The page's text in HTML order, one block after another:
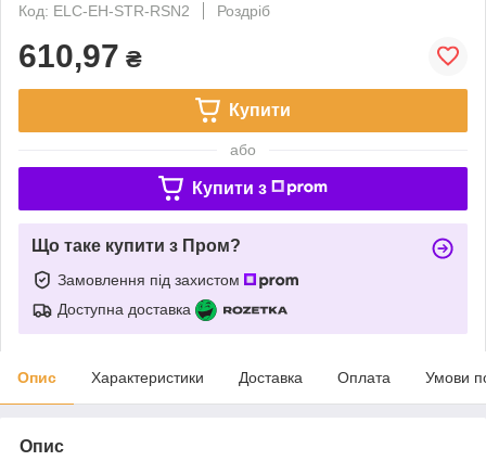
Код: ELC-EH-STR-RSN2
Роздріб
610,97 ₴
Купити
або
Купити з
Що таке купити з Пром?
Замовлення під захистом
Доступна доставка
Опис Характеристики Доставка Оплата Умови
Опис